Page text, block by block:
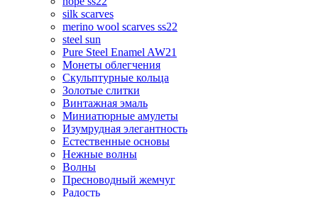
silk scarves
merino wool scarves ss22
steel sun
Pure Steel Enamel AW21
Монеты облегчения
Скульптурные кольца
Золотые слитки
Винтажная эмаль
Миниатюрные амулеты
Изумрудная элегантность
Естественные основы
Нежные волны
Волны
Пресноводный жемчуг
Радость